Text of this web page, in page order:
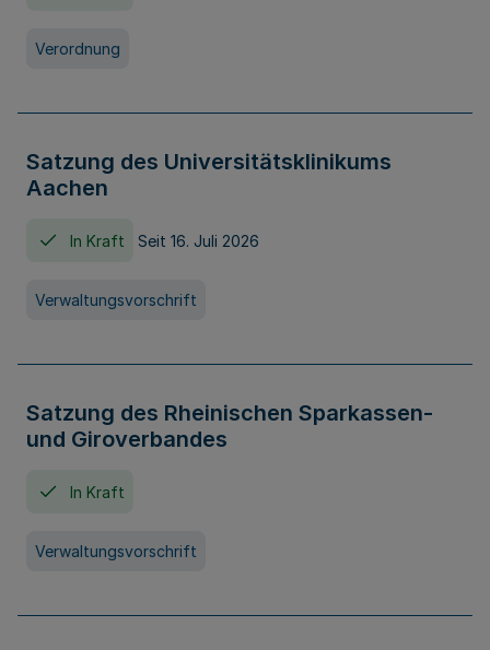
Verordnung
Satzung des Universitätsklinikums
Aachen
In Kraft Seit 16. Juli 2026
Verwaltungsvorschrift
Satzung des Rheinischen Sparkassen-
und Giroverbandes
In Kraft
Verwaltungsvorschrift